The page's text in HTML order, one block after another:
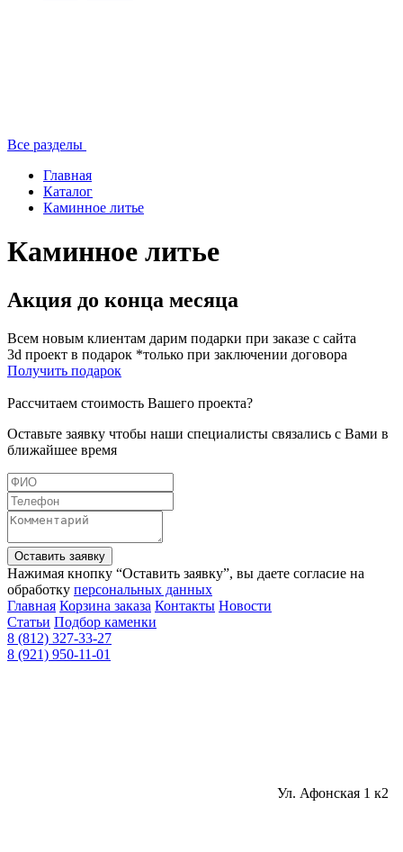
Все разделы
Главная
Каталог
Каминное литье
Каминное литье
Акция до конца месяца
Всем новым клиентам дарим подарки при заказе с сайта
3d проект в подарок *только при заключении договора
Получить подарок
Рассчитаем стоимость Вашего проекта?
Оставьте заявку чтобы наши специалисты связались с Вами в
ближайшее время
Оставить заявку
Нажимая кнопку “Оставить заявку”, вы даете согласие на
обработку персональных данных
Главная Корзина заказа Контакты Новости
Статьи Подбор каменки
8 (812) 327-33-27
8 (921) 950-11-01
Ул. Афонская 1 к2